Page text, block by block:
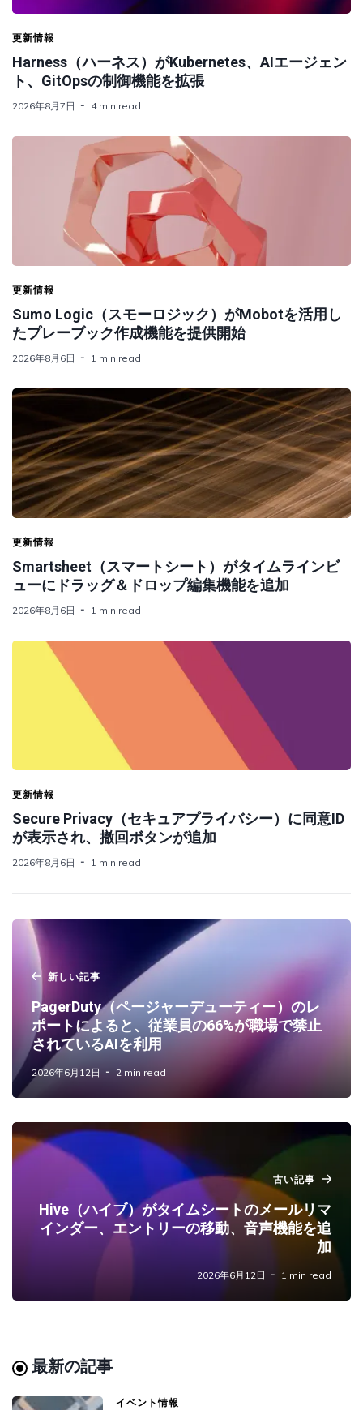
更新情報
Harness（ハーネス）がKubernetes、AIエージェン
ト、GitOpsの制御機能を拡張
2026年8月7日 4 min read
更新情報
Sumo Logic（スモーロジック）がMobotを活用し
たプレーブック作成機能を提供開始
2026年8月6日 1 min read
更新情報
Smartsheet（スマートシート）がタイムラインビ
ューにドラッグ＆ドロップ編集機能を追加
2026年8月6日 1 min read
更新情報
Secure Privacy（セキュアプライバシー）に同意ID
が表示され、撤回ボタンが追加
2026年8月6日 1 min read
新しい記事
PagerDuty（ページャーデューティー）のレ
ポートによると、従業員の66%が職場で禁止
されているAIを利用
2026年6月12日 2 min read
古い記事
Hive（ハイブ）がタイムシートのメールリマ
インダー、エントリーの移動、音声機能を追
加
2026年6月12日 1 min read
最新の記事
イベント情報